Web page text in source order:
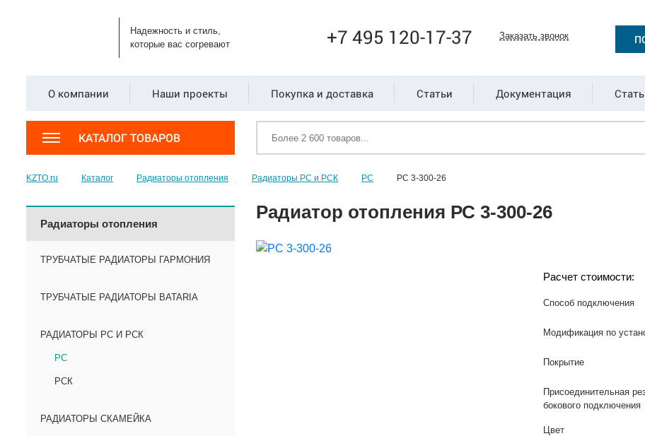
Надежность и стиль,
которые вас согревают
+7 495 120-17-37 Заказать звонок
О компании Наши проекты Покупка и доставка Статьи Документация
КАТАЛОГ ТОВАРОВ
KZTO.ru Каталог Радиаторы отопления Радиаторы РС и РСК РС РС 3-300-26
Радиаторы отопления
ТРУБЧАТЫЕ РАДИАТОРЫ ГАРМОНИЯ
ТРУБЧАТЫЕ РАДИАТОРЫ BATARIA
РАДИАТОРЫ РС И РСК
РС
РСК
РАДИАТОРЫ СКАМЕЙКА
Радиатор отопления РС 3-300-26
Расчет стоимости:
Способ подключения
Модификация по
Покрытие
Присоединительная
бокового подключения
Цвет